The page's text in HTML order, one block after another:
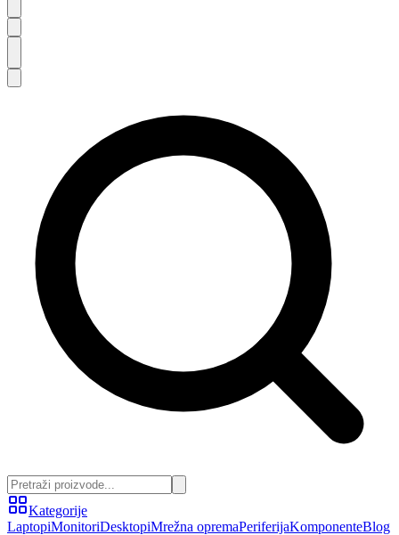
Kategorije
LaptopiMonitoriDesktopiMrežna opremaPeriferijaKomponenteBlog